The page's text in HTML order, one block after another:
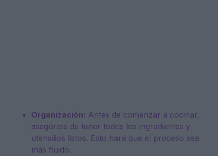
Organización: Antes de comenzar a cocinar,
asegúrate de tener todos los ingredientes y
utensilios listos. Esto hará que el proceso sea
más fluido.